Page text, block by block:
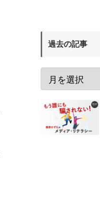
過去の記事